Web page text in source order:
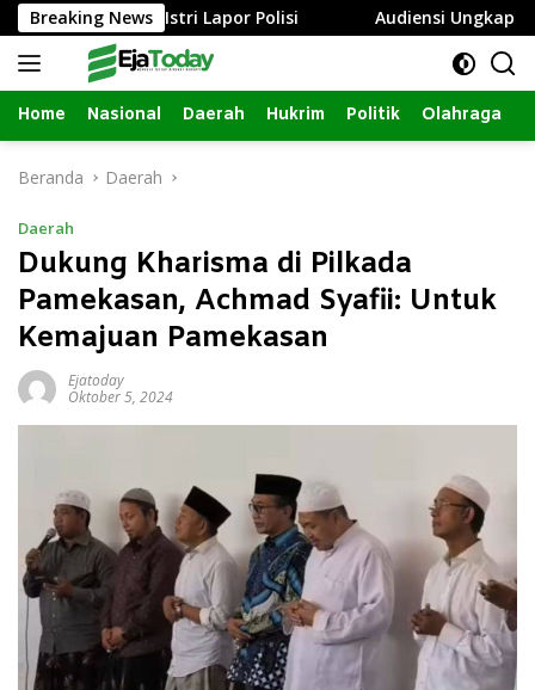
Langsung
ke
konten
Breaking NewsIstri Lapor Polisi Audiensi Ungkap Izin
Home Nasional Daerah Hukrim Politik Olahraga
Beranda Daerah
Daerah
Dukung Kharisma di Pilkada
Pamekasan, Achmad Syafii: Untuk
Kemajuan Pamekasan
Ejatoday
Oktober 5, 2024